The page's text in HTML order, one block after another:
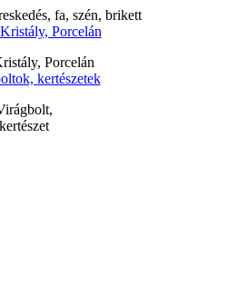
fa, szén, brikett
Porcelán
kertészet